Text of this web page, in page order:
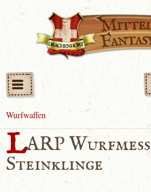
Wurfwaffen
LARP
Steinklinge